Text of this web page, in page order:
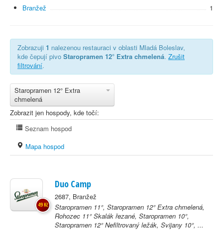
Branžež 1
Zobrazuji 1 nalezenou restauraci v oblasti Mladá Boleslav,
kde čepují pivo Staropramen 12° Extra chmelená. Zrušit
filtrování.
Staropramen 12° Extra
chmelená
Zobrazit jen hospody, kde točí:
Seznam hospod
Mapa hospod
Duo Camp
2687, Branžež
Staropramen 11°, Staropramen 12° Extra chmelená,
Rohozec 11° Skalák řezané, Staropramen 10°,
Staropramen 12° Nefiltrovaný ležák, Svijany 10°, ...
49 Kč